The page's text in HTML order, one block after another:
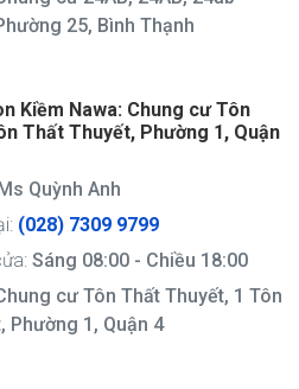
25, Bình Thạnh
Kiềm Nawa: Chung cư Tôn
Thất Thuyết, Phường 1, Quận
Ms Quỳnh Anh
(028) 7309 9799
Sáng 08:00 - Chiều 18:00
cư Tôn Thất Thuyết, 1 Tôn
Phường 1, Quận 4